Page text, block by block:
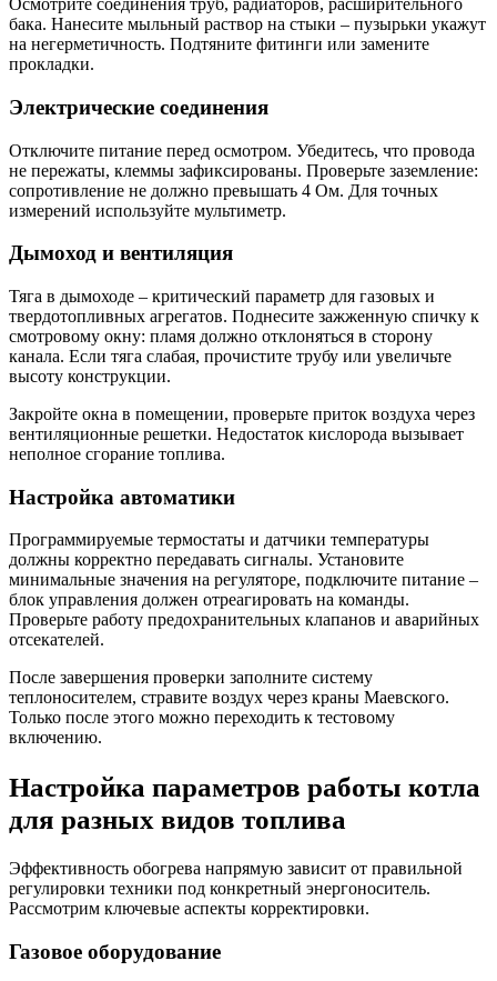
Осмотрите соединения труб, радиаторов, расширительного
бака. Нанесите мыльный раствор на стыки – пузырьки укажут
на негерметичность. Подтяните фитинги или замените
прокладки.
Электрические соединения
Отключите питание перед осмотром. Убедитесь, что провода
не пережаты, клеммы зафиксированы. Проверьте заземление:
сопротивление не должно превышать 4 Ом. Для точных
измерений используйте мультиметр.
Дымоход и вентиляция
Тяга в дымоходе – критический параметр для газовых и
твердотопливных агрегатов. Поднесите зажженную спичку к
смотровому окну: пламя должно отклоняться в сторону
канала. Если тяга слабая, прочистите трубу или увеличьте
высоту конструкции.
Закройте окна в помещении, проверьте приток воздуха через
вентиляционные решетки. Недостаток кислорода вызывает
неполное сгорание топлива.
Настройка автоматики
Программируемые термостаты и датчики температуры
должны корректно передавать сигналы. Установите
минимальные значения на регуляторе, подключите питание –
блок управления должен отреагировать на команды.
Проверьте работу предохранительных клапанов и аварийных
отсекателей.
После завершения проверки заполните систему
теплоносителем, стравите воздух через краны Маевского.
Только после этого можно переходить к тестовому
включению.
Настройка параметров работы котла
для разных видов топлива
Эффективность обогрева напрямую зависит от правильной
регулировки техники под конкретный энергоноситель.
Рассмотрим ключевые аспекты корректировки.
Газовое оборудование